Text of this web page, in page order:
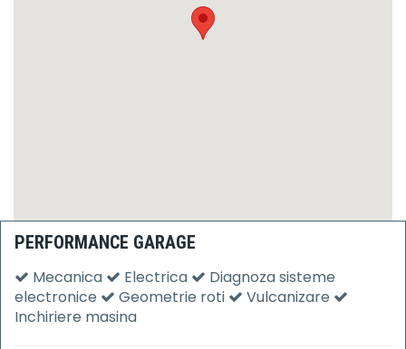
PERFORMANCE GARAGE
Mecanica Electrica
Diagnoza sisteme
electronice
Geometrie roti
Vulcanizare
Inchiriere masina